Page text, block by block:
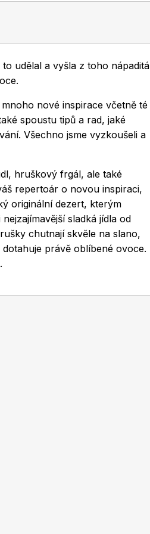
udělal a vyšla z toho nápaditá
nové inspirace včetně té
spoustu tipů a rad, jaké
Všechno jsme vyzkoušeli a
hruškový frgál, ale také
repertoár o novou inspiraci,
originální dezert, kterým
sladká jídla od
chutnají skvěle na slano,
právě oblíbené ovoce.